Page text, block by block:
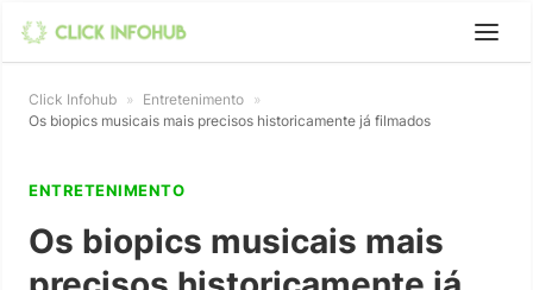
Click Infohub » Entretenimento »
Os biopics musicais mais precisos historicamente já filmados
ENTRETENIMENTO
Os biopics musicais mais